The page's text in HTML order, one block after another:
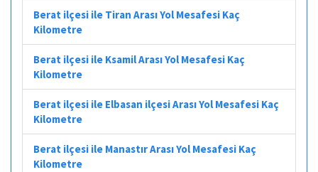
Berat ilçesi ile Tiran Arası Yol Mesafesi Kaç
Kilometre
Berat ilçesi ile Ksamil Arası Yol Mesafesi Kaç
Kilometre
Berat ilçesi ile Elbasan ilçesi Arası Yol Mesafesi Kaç
Kilometre
Berat ilçesi ile Manastır Arası Yol Mesafesi Kaç
Kilometre